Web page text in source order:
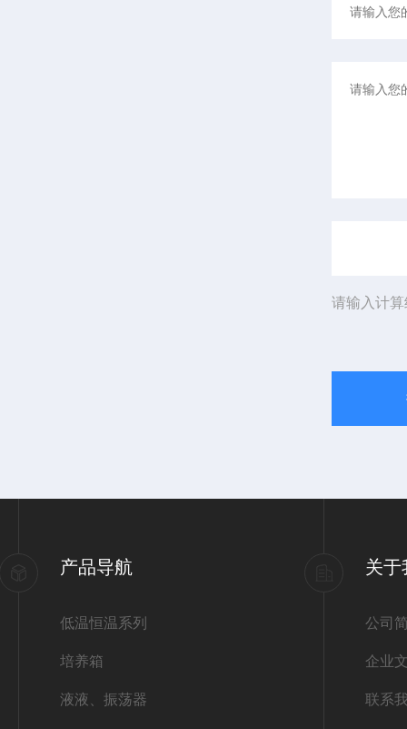
请输入计
产品导航
低温恒温系列
培养箱
液液、振荡器
关于
公司
企业
联系